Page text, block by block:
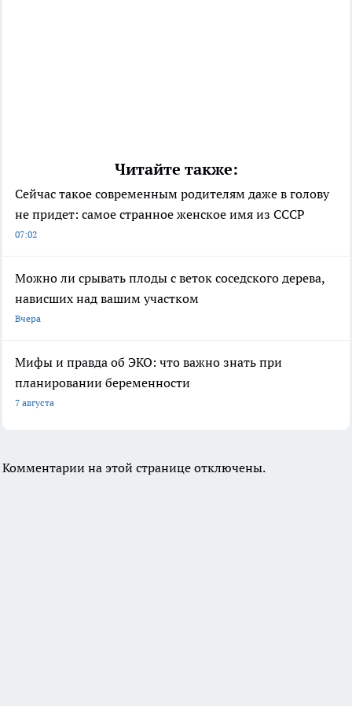
Читайте также:
Сейчас такое современным родителям даже в голову
не придет: самое странное женское имя из СССР
07:02
Можно ли срывать плоды с веток соседского дерева,
нависших над вашим участком
Вчера
Мифы и правда об ЭКО: что важно знать при
планировании беременности
7 августа
Комментарии на этой странице отключены.